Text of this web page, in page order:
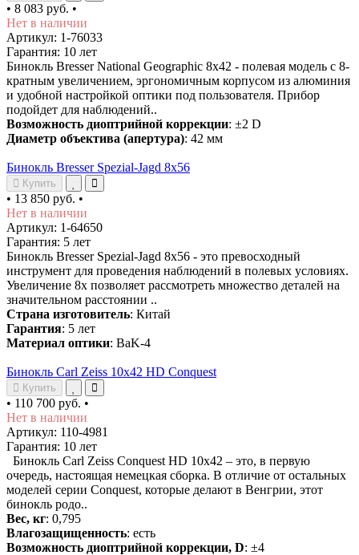
• 8 083 руб. •
Нет в наличии
Артикул: 1-76033
Гарантия: 10 лет
Бинокль Bresser National Geographic 8x42 - полевая модель с 8-
кратным увеличением, эргономичным корпусом из алюминия
и удобной настройкой оптики под пользователя. Прибор
подойдет для наблюдений..
Возможность диоптрийной коррекции: ±2 D
Диаметр объектива (апертура): 42 мм
Бинокль Bresser Spezial-Jagd 8x56
Купить
• 13 850 руб. •
Нет в наличии
Артикул: 1-64650
Гарантия: 5 лет
Бинокль Bresser Spezial-Jagd 8x56 - это превосходный
инструмент для проведения наблюдений в полевых условиях.
Увеличение 8x позволяет рассмотреть множество деталей на
значительном расстоянии ..
Страна изготовитель: Китай
Гарантия: 5 лет
Материал оптики: BaK-4
Бинокль Carl Zeiss 10x42 HD Conquest
Купить
• 110 700 руб. •
Нет в наличии
Артикул: 110-4981
Гарантия: 10 лет
Бинокль Carl Zeiss Conquest HD 10x42 – это, в первую
очередь, настоящая немецкая сборка. В отличие от остальных
моделей серии Conquest, которые делают в Венгрии, этот
бинокль родо..
Вес, кг: 0,795
Влагозащищенность: есть
Возможность диоптрийной коррекции, D: ±4